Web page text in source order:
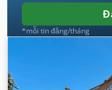
*mỗi tin đăng/tháng